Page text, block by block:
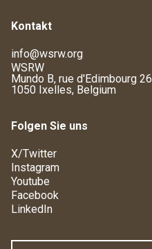
Kontakt
info@wsrw.org
WSRW
Mundo B, rue d'Edimbourg 26
1050 Ixelles, Belgium
Folgen Sie uns
X/Twitter
Instagram
Youtube
Facebook
LinkedIn